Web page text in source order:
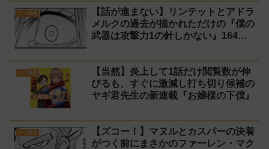
クソ漫画
【話が進まない】リンテットとアドラ
メルクの過去が描かれただけの『僕の
武器は攻撃力1の針しかない』164話
クソ漫画
【当然】炎上して1話だけ閲覧数が伸
びるも、すぐに激減し打ち切り候補の
ヤギ君先生の新連載『お嬢様の下僕』
クソ漫画
【ズコー！】マヌルとカスパーの決着
がつく前にまさかのファーレン・マク